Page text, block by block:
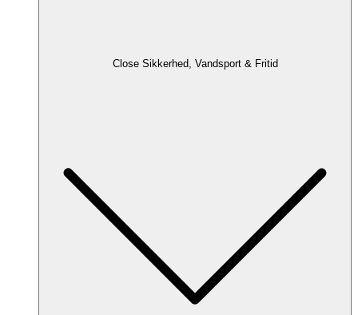
Close Sikkerhed, Vandsport & Fritid